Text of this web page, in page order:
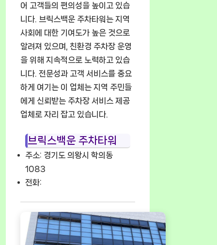
어 고객들의 편의성을 높이고 있습
니다. 브릭스백운 주차타워는 지역
사회에 대한 기여도가 높은 것으로
알려져 있으며, 친환경 주차장 운영
을 위해 지속적으로 노력하고 있습
니다. 전문성과 고객 서비스를 중요
하게 여기는 이 업체는 지역 주민들
에게 신뢰받는 주차장 서비스 제공
업체로 자리 잡고 있습니다.
브릭스백운 주차타워
주소: 경기도 의왕시 학의동
1083
전화: